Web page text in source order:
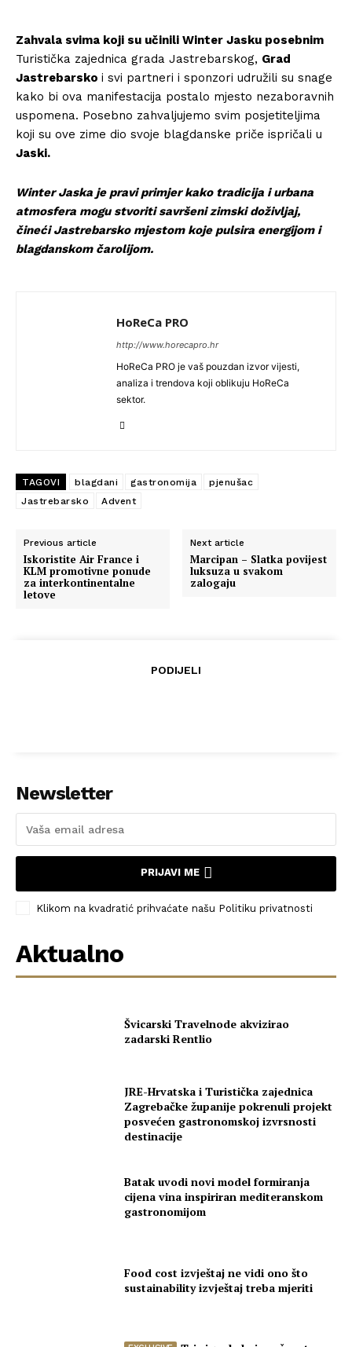
Zahvala svima koji su učinili Winter Jasku posebnim
Turistička zajednica grada Jastrebarskog, Grad
Jastrebarsko i svi partneri i sponzori udružili su snage
kako bi ova manifestacija postalo mjesto nezaboravnih
uspomena. Posebno zahvaljujemo svim posjetiteljima
koji su ove zime dio svoje blagdanske priče ispričali u
Jaski.
Winter Jaska je pravi primjer kako tradicija i urbana
atmosfera mogu stvoriti savršeni zimski doživljaj,
čineći Jastrebarsko mjestom koje pulsira energijom i
blagdanskom čarolijom.
HoReCa PRO
http://www.horecapro.hr
HoReCa PRO je vaš pouzdan izvor vijesti,
analiza i trendova koji oblikuju HoReCa
sektor.
TAGOVI blagdani gastronomija
pjenušac
Jastrebarsko
Advent
Previous article
Iskoristite Air France i
KLM promotivne ponude
za interkontinentalne
letove
Next article
Marcipan – Slatka povijest
luksuza u svakom
zalogaju
PODIJELI
Newsletter
PRIJAVI ME
Klikom na kvadratić prihvaćate našu Politiku privatnosti
Aktualno
Švicarski Travelnode akvizirao
zadarski Rentlio
JRE-Hrvatska i Turistička zajednica
Zagrebačke županije pokrenuli projekt
posvećen gastronomskoj izvrsnosti
destinacije
Batak uvodi novi model formiranja
cijena vina inspiriran mediteranskom
gastronomijom
Food cost izvještaj ne vidi ono što
sustainability izvještaj treba mjeriti